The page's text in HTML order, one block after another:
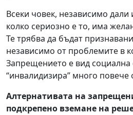
Всеки човек, независимо
колко сериозно е то, има
Те трябва да бъдат
независимо от проблемите в
Запрещението е вид социална
“инвалидизира” много повече
Алтернативата на
подкрепено вземане на